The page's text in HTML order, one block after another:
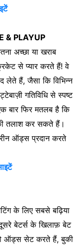
& PLAYUP
अच्छा या खराब
से प्यार करते हैं! वे
लेते हैं, जैसा कि विभिन्न
गतिविधि से स्पष्ट
बार फिर मतलब है कि
तलाश कर सकते हैं।
ऑड्स प्रदान करते
के लिए सबसे बढ़िया
बेटर्स के खिलाफ़ बेट
ऑड्स सेट करते हैं, बुकी